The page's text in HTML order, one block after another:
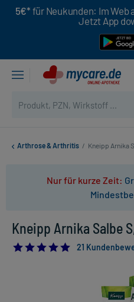
5€* für Neukunden: Im Web
Jetzt App
Arthrose & Arthritis / Kneipp Arnika
Nur für kurze Zeit:
Kneipp Arnika Salbe
21